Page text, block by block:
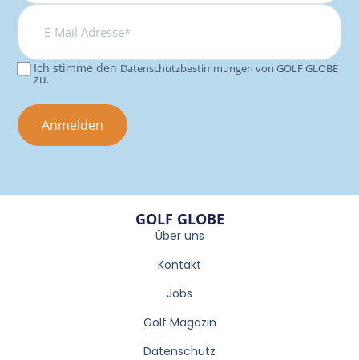
E-
Mail
Adresse*
Consent
Ich stimme den Datenschutzbestimmungen von GOLF GLOBE
zu.
GOLF GLOBE
Über uns
Kontakt
Jobs
Golf Magazin
Datenschutz